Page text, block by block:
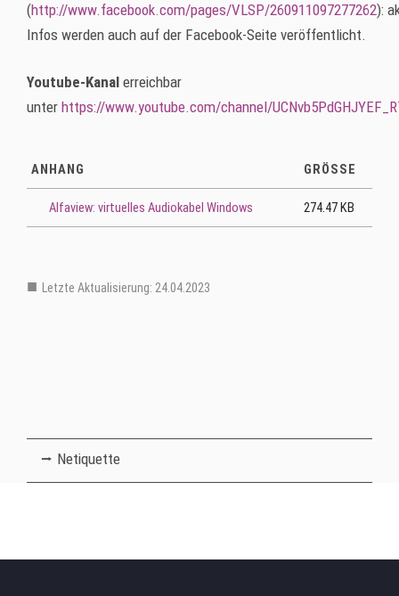
(http://www.facebook.com/pages/VLSP/260911097277262):
Infos werden auch auf der Facebook-Seite veröffentlicht.
Youtube-Kanal erreichbar
unter https://www.youtube.com/channel/
ANHANG GRÖSSE
Alfaview: virtuelles Audiokabel Windows 274.47 KB
Letzte Aktualisierung: 24.04.2023
Mitglieder Verteiler Ebene 1
Netiquette